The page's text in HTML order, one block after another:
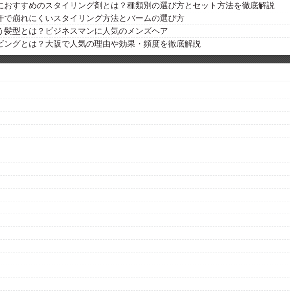
おすすめのスタイリング剤とは？種類別の選び方とセット方法を徹底解説
で崩れにくいスタイリング方法とバームの選び方
髪型とは？ビジネスマンに人気のメンズヘア
ングとは？大阪で人気の理由や効果・頻度を徹底解説